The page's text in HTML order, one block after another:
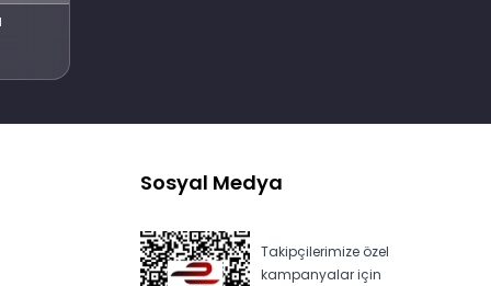
Sosyal Medya
Takipçilerimize özel
kampanyalar için